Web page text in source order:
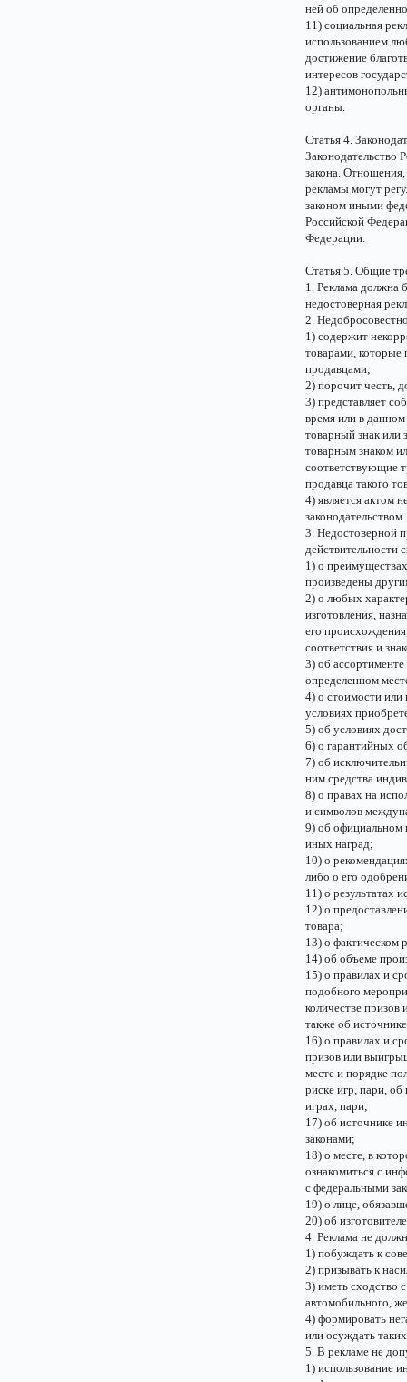
ней об
11) социальная
использованием
достижение
интересов
12)
органы.
Статья 4.
Законодательство
закона.
рекламы могут
законом иными
Российской
Федерации.
Статья 5. Общие
1. Реклама должна
недостоверная
2.
1) содержит
товарами, которые
продавцами;
2) порочит честь,
3) представляет
время или в
товарный знак или
товарным знаком
соответствующие
продавца такого
4) является актом
законодательством.
3. Недостоверной
действительности
1) о
произведены
2) о любых
изготовления,
его
соответствия и
3) об
определенном
4) о стоимости или
условиях
5) об условиях
6) о гарантийных
7) об
ним средства
8) о правах на
и символов
9) об официальном
иных наград;
10) о
либо о его
11) о результатах
12) о
товара;
13) о фактическом
14) об объеме
15) о правилах и
подобного
количестве призов
также об
16) о правилах и
призов или
месте и порядке
риске игр, пари,
играх, пари;
17) об источнике
законами;
18) о месте, в
ознакомиться с
с федеральными
19) о лице,
20) об
4. Реклама не
1) побуждать к
2) призывать к
3) иметь сходство
автомобильного,
4) формировать
или осуждать
5. В рекламе не
1) использование